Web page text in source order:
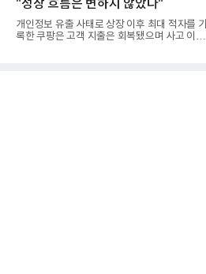
"성장 흐름은 변하지 않았다"
개인정보 유출 사태로 상장 이후 최대 적자를 기
록한 쿠팡은 고객 지출은 회복됐으며 사고 이전